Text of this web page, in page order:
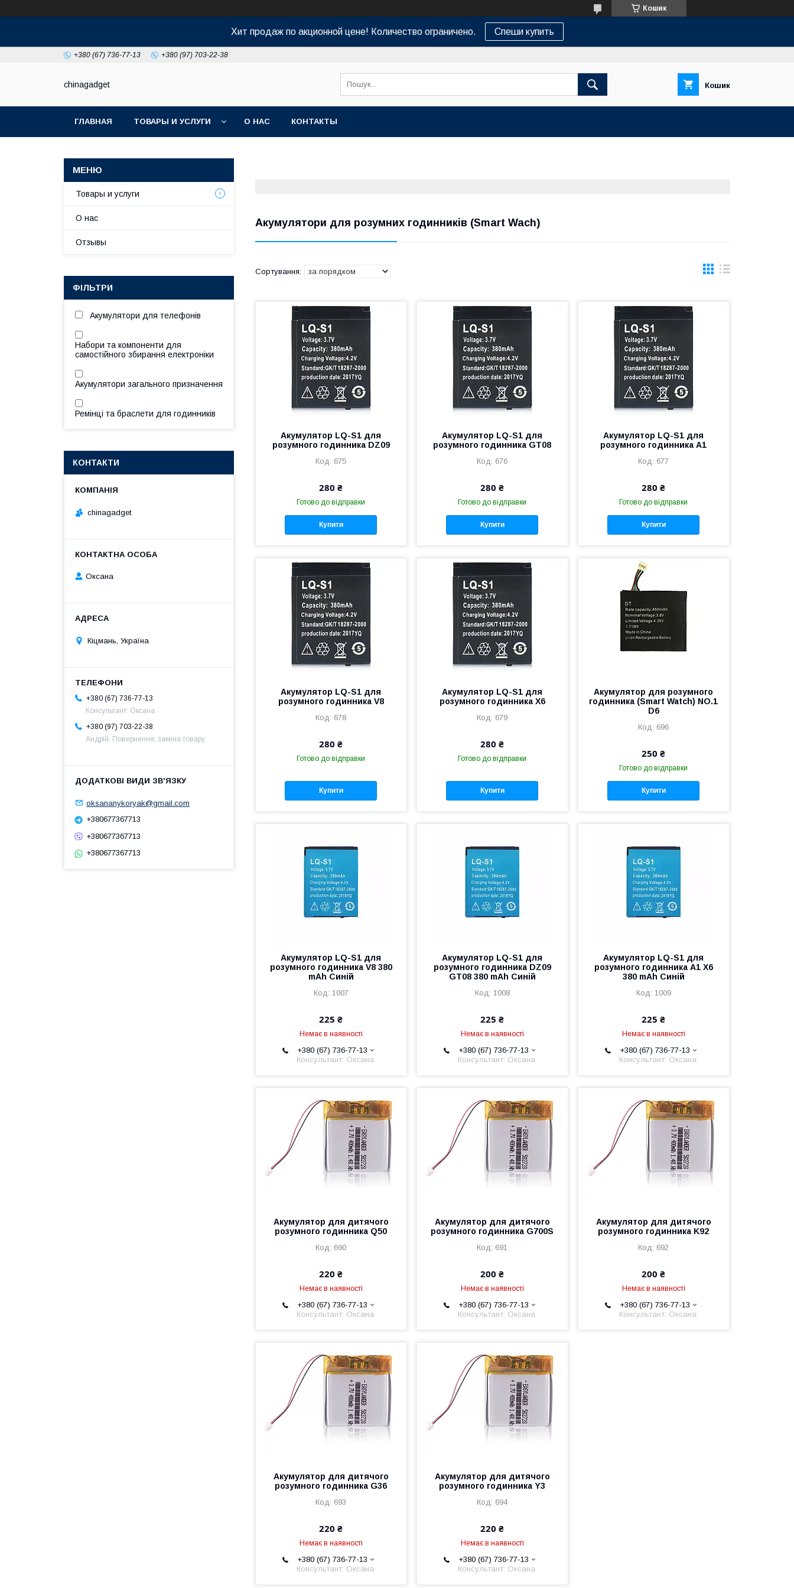
Кошик
Хит продаж по акционной цене! Количество ограничено. Спеши купить
+380 (67) 736-77-13 +380 (97) 703-22-38
chinagadget Кошик
ГЛАВНАЯ ТОВАРЫ И УСЛУГИ О НАС КОНТАКТЫ
Акумулятори для розумних годинників (Smart Wach)
Акумулятор LQ-S1 для
розумного годинника DZ09
675
280 ₴
Готово до відправки
Купити
Акумулятор LQ-S1 для
розумного годинника GT08
676
280 ₴
Готово до відправки
Купити
Акумулятор LQ-S1 для
розумного годинника A1
677
280 ₴
Готово до відправки
Купити
Акумулятор LQ-S1 для
розумного годинника V8
678
280 ₴
Готово до відправки
Купити
Акумулятор LQ-S1 для
розумного годинника X6
679
280 ₴
Готово до відправки
Купити
Акумулятор для розумного
годинника (Smart Watch) NO.1
D6
696
250 ₴
Готово до відправки
Купити
Акумулятор LQ-S1 для
розумного годинника V8 380
mAh Синій
1007
225 ₴
Немає в наявності
+380 (67) 736-77-13
Консультант: Оксана
Акумулятор LQ-S1 для
розумного годинника DZ09
GT08 380 mAh Синій
1008
225 ₴
Немає в наявності
+380 (67) 736-77-13
Консультант: Оксана
Акумулятор LQ-S1 для
розумного годинника A1 X6
380 mAh Синій
1009
225 ₴
Немає в наявності
+380 (67) 736-77-13
Консультант: Оксана
Акумулятор для дитячого
розумного годинника Q50
690
220 ₴
Немає в наявності
+380 (67) 736-77-13
Консультант: Оксана
Акумулятор для дитячого
розумного годинника G700S
691
200 ₴
Немає в наявності
+380 (67) 736-77-13
Консультант: Оксана
Акумулятор для дитячого
розумного годинника K92
692
200 ₴
Немає в наявності
+380 (67) 736-77-13
Консультант: Оксана
Акумулятор для дитячого
розумного годинника G36
693
220 ₴
Немає в наявності
+380 (67) 736-77-13
Консультант: Оксана
Акумулятор для дитячого
розумного годинника Y3
694
220 ₴
Немає в наявності
+380 (67) 736-77-13
Консультант: Оксана
Товары и услуги
О нас
Отзывы
ФІЛЬТРИ
Акумулятори для телефонів
Набори та компоненти для
самостійного збирання електроніки
Акумулятори загального призначення
Ремінці та браслети для годинників
КОНТАКТИ
chinagadget
Оксана
Кіцмань, Україна
+380 (67) 736-77-13
Консультант: Оксана
+380 (97) 703-22-38
Андрій: Повернення, заміна товару
oksananykoryak@gmail.com
+380677367713
+380677367713
+380677367713